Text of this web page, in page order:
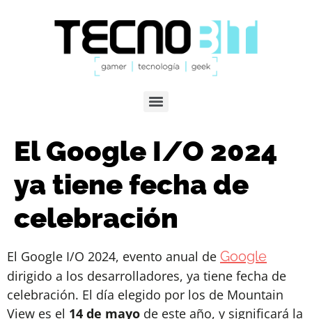
El Google I/O 2024
ya tiene fecha de
celebración
El Google I/O 2024, evento anual de Google
dirigido a los desarrolladores, ya tiene fecha de
celebración. El día elegido por los de Mountain
View es el 14 de mayo de este año, y significará la